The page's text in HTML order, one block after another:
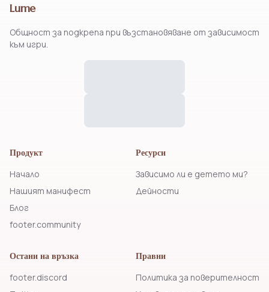
Lume
Общност за подкрепа при възстановяване от зависимост
към игри.
Продукт
Начало
Нашият манифест
Блог
footer.community
Ресурси
Зависимо ли е детето ми?
Дейности
Остани на връзка
footer.discord
Правни
Политика за поверителност